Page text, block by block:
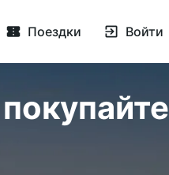
Поездки Войти